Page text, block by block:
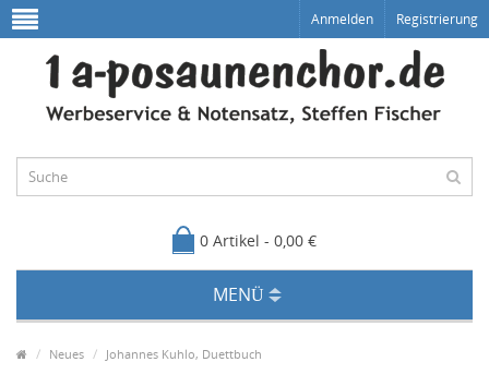
Anmelden Registrierung
0 Artikel - 0,00 €
MENÜ
Neues Johannes Kuhlo, Duettbuch